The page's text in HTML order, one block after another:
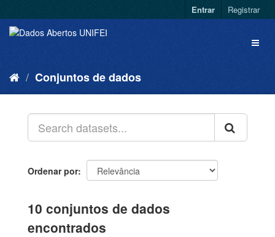
Entrar Registrar
Conjuntos de dados
Ordenar por
10 conjuntos de dados
encontrados